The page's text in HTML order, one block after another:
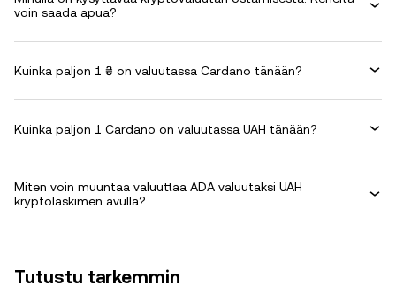
voin saada apua?
Kuinka paljon 1 ₴ on valuutassa Cardano tänään?
Kuinka paljon 1 Cardano on valuutassa UAH tänään?
Miten voin muuntaa valuuttaa ADA valuutaksi UAH
kryptolaskimen avulla?
Tutustu tarkemmin